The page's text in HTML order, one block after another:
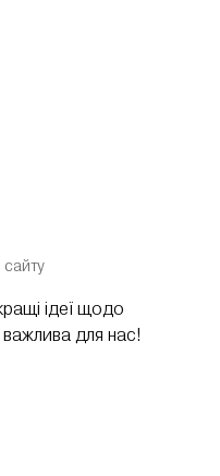
ідеї щодо
для нас!